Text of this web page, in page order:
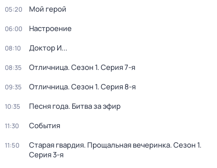
05:20 Мой герой
06:00 Настроение
08:10 Доктор И...
08:35 Отличница. Сезон 1. Серия 7-я
09:35 Отличница. Сезон 1. Серия 8-я
10:35 Песня года. Битва за эфир
11:30 События
11:50 Старая гвардия. Прощальная вечеринка. Сезон 1.
Серия 3-я